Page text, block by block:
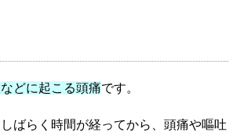
どに起こる頭痛です。
ばらく時間が経ってから、頭痛や嘔吐